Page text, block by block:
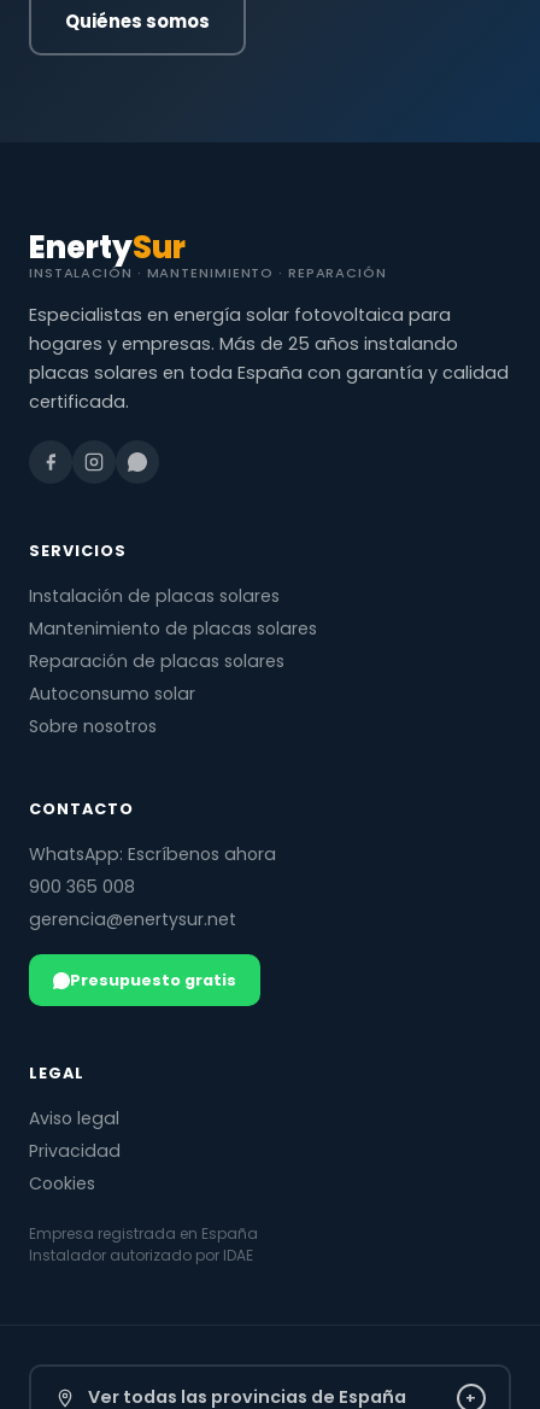
Quiénes somos
EnertySur
INSTALACIÓN · MANTENIMIENTO · REPARACIÓN
Especialistas en energía solar fotovoltaica para
hogares y empresas. Más de 25 años instalando
placas solares en toda España con garantía y calidad
certificada.
SERVICIOS
Instalación de placas solares
Mantenimiento de placas solares
Reparación de placas solares
Autoconsumo solar
Sobre nosotros
CONTACTO
WhatsApp: Escríbenos ahora
900 365 008
gerencia@enertysur.net
Presupuesto gratis
LEGAL
Aviso legal
Privacidad
Cookies
Empresa registrada en España
Instalador autorizado por IDAE
Ver todas las provincias de España +